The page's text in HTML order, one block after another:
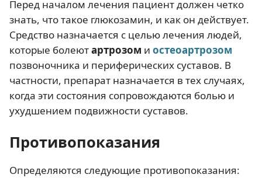
Перед началом лечения пациент должен четко
знать, что такое глюкозамин, и как он действует.
Средство назначается с целью лечения людей,
которые болеютартрозом и остеоартрозом
позвоночника и периферических суставов. В
частности, препарат назначается в тех случаях,
когда эти состояния сопровождаются болью и
ухудшением подвижности суставов.
Противопоказания
Определяются следующие противопоказания: